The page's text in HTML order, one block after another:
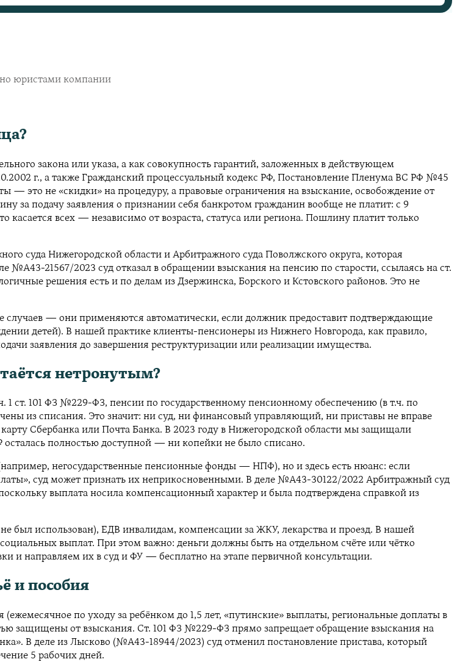
юристами компании
закона или указа, а как совокупность гарантий, заложенных в действующем
г., а также Гражданский процессуальный кодекс РФ, Постановление Пленума ВС РФ №45
это не «скидки» на процедуру, а правовые ограничения на взыскание, освобождение от
за подачу заявления о признании себя банкротом гражданин вообще не платит: с 9
касается всех — независимо от возраста, статуса или региона. Пошлину платит только
суда Нижегородской области и Арбитражного суда Поволжского округа, которая
№А43-21567/2023 суд отказал в обращении взыскания на пенсию по старости, ссылаясь на ст.
решения есть и по делам из Дзержинска, Борского и Кстовского районов. Это не
случаев — они применяются автоматически, если должник предоставит подтверждающие
детей). В нашей практике клиенты-пенсионеры из Нижнего Новгорода, как правило,
заявления до завершения реструктуризации или реализации имущества.
нетронутым?
ст. 101 ФЗ №229-ФЗ, пенсии по государственному пенсионному обеспечению (в т.ч. по
из списания. Это значит: ни суд, ни финансовый управляющий, ни приставы не вправе
Сбербанка или Почта Банка. В 2023 году в Нижегородской области мы защищали
осталась полностью доступной — ни копейки не было списано.
негосударственные пенсионные фонды — НПФ), но и здесь есть нюанс: если
суд может признать их неприкосновенными. В деле №А43-30122/2022 Арбитражный суд
выплата носила компенсационный характер и была подтверждена справкой из
использован), ЕДВ инвалидам, компенсации за ЖКУ, лекарства и проезд. В нашей
выплат. При этом важно: деньги должны быть на отдельном счёте или чётко
и направляем их в суд и ФУ — бесплатно на этапе первичной консультации.
и пособия
по уходу за ребёнком до 1,5 лет, «путинские» выплаты, региональные доплаты в
защищены от взыскания. Ст. 101 ФЗ №229-ФЗ прямо запрещает обращение взыскания на
В деле из Лысково (№А43-18944/2023) суд отменил постановление пристава, который
5 рабочих дней.